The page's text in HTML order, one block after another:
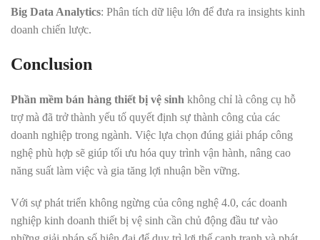
Big Data Analytics: Phân tích dữ liệu lớn để đưa ra insights kinh
doanh chiến lược.
Conclusion
Phần mềm bán hàng thiết bị vệ sinh không chỉ là công cụ hỗ
trợ mà đã trở thành yếu tố quyết định sự thành công của các
doanh nghiệp trong ngành. Việc lựa chọn đúng giải pháp công
nghệ phù hợp sẽ giúp tối ưu hóa quy trình vận hành, nâng cao
năng suất làm việc và gia tăng lợi nhuận bền vững.
Với sự phát triển không ngừng của công nghệ 4.0, các doanh
nghiệp kinh doanh thiết bị vệ sinh cần chủ động đầu tư vào